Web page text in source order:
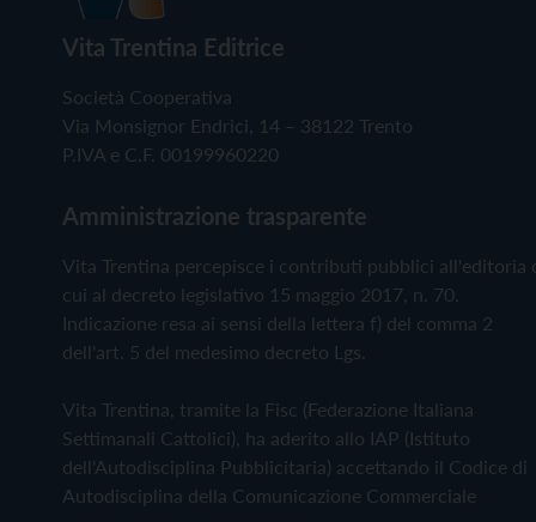
Vita Trentina Editrice
Società Cooperativa
Via Monsignor Endrici, 14 – 38122 Trento
P.IVA e C.F. 00199960220
Amministrazione trasparente
Vita Trentina percepisce i contributi pubblici all'editoria
cui al decreto legislativo 15 maggio 2017, n. 70.
Indicazione resa ai sensi della lettera f) del comma 2
dell'art. 5 del medesimo decreto Lgs.
Vita Trentina, tramite la Fisc (Federazione Italiana
Settimanali Cattolici), ha aderito allo IAP (Istituto
dell'Autodisciplina Pubblicitaria) accettando il Codice di
Autodisciplina della Comunicazione Commerciale